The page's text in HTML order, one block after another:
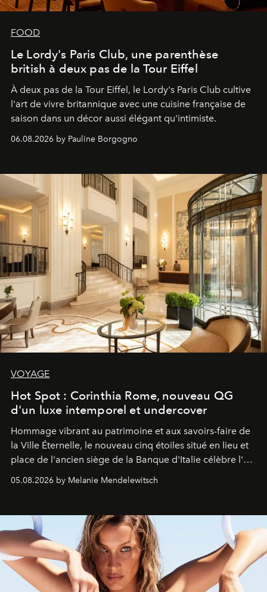
FOOD
Le Lordy's Paris Club, une parenthèse
british à deux pas de la Tour Eiffel
À deux pas de la Tour Eiffel, le Lordy's Paris Club cultive
l'art de vivre britannique avec une cuisine française de
saison dans un décor aussi élégant qu'intimiste.
06.08.2026 by Pauline Borgogno
VOYAGE
Hot Spot : Corinthia Rome, nouveau QG
d'un luxe intemporel et undercover
Hommage vibrant au patrimoine et aux savoirs-faire de
la Ville Éternelle, le nouveau cinq étoiles situé en lieu et
place de l'ancien siège de la Banque d'Italie célèbre l'art
05.08.2026 by Melanie Mendelewitsch